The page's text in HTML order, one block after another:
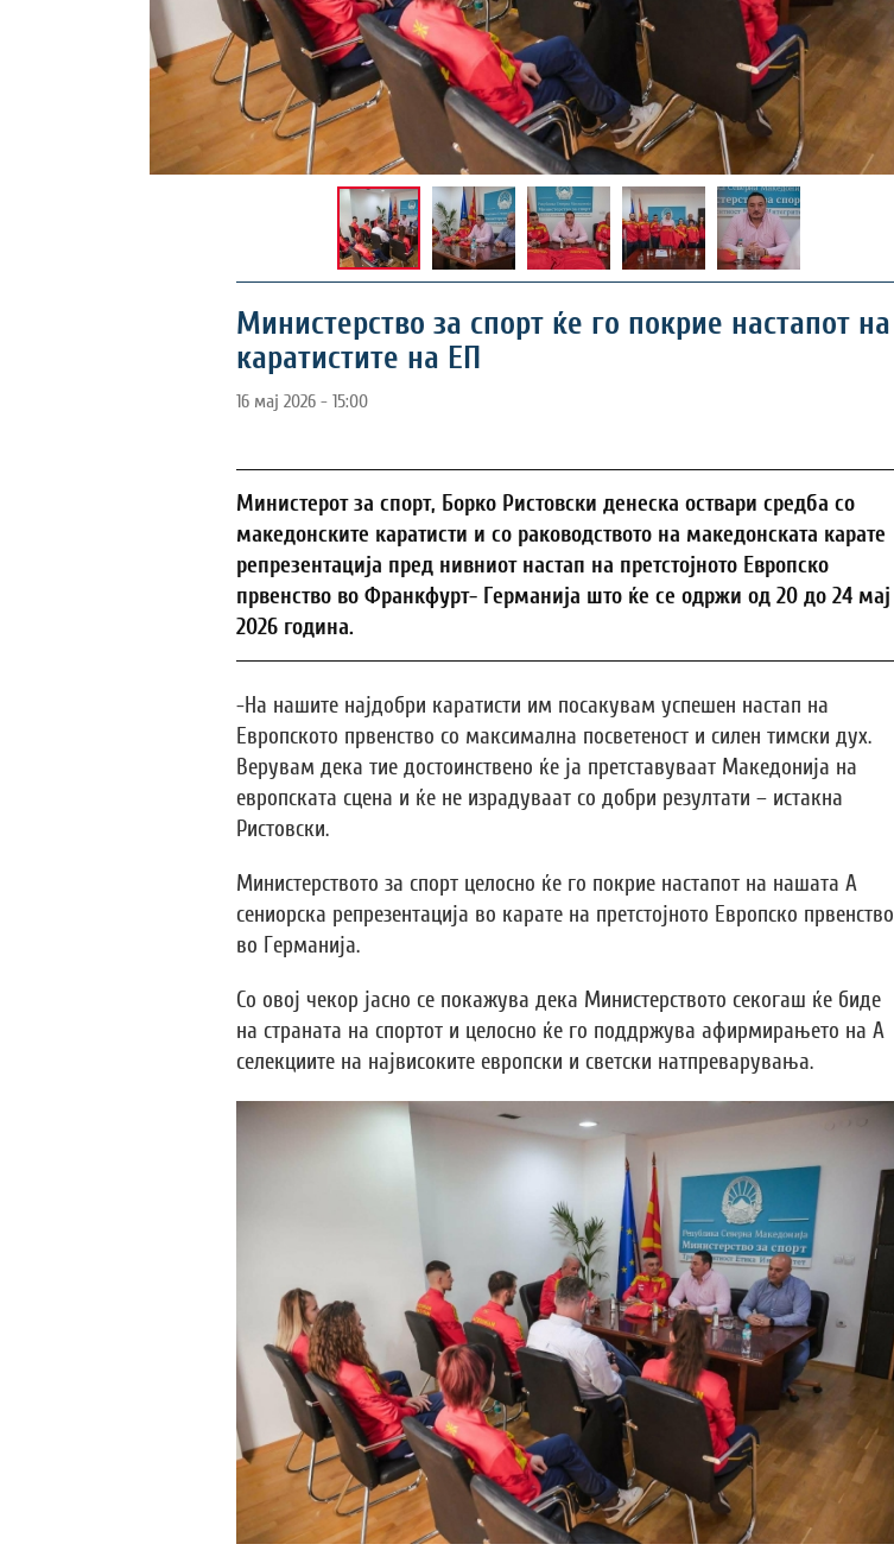
Министерство за спорт ќе го покрие настапот на
каратистите на ЕП
16 мај 2026 - 15:00
Министерот за спорт, Борко Ристовски денеска оствари средба со
македонските каратисти и со раководството на македонската карате
репрезентација пред нивниот настап на претстојното Европско
првенство во Франкфурт- Германија што ќе се одржи од 20 до 24 мај
2026 година.
-На нашите најдобри каратисти им посакувам успешен настап на
Европското првенство со максимална посветеност и силен тимски дух.
Верувам дека тие достоинствено ќе ја претставуваат Македонија на
европската сцена и ќе не израдуваат со добри резултати – истакна
Ристовски.
Министерството за спорт целосно ќе го покрие настапот на нашата А
сениорска репрезентација во карате на претстојното Европско првенство
во Германија.
Со овој чекор јасно се покажува дека Министерството секогаш ќе биде
на страната на спортот и целосно ќе го поддржува афирмирањето на А
селекциите на највисоките европски и светски натпреварувања.